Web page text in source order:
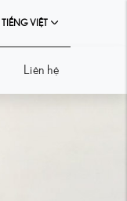
TIẾNG VIỆT
Liên hệ